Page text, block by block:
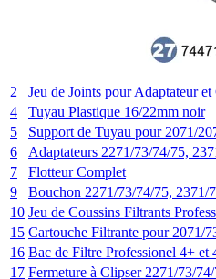
2
Jeu de Joints pour Adaptateur
4
Tuyau Plastique 16/22mm noir
5
Support de Tuyau pour 2071/
6
Adaptateurs 2271/73/74/75,
7
Flotteur Complet
9
Bouchon 2271/73/74/75, 2371/
10 Jeu de Coussins Filtrants
15 Cartouche Filtrante pour 2071/
16 Bac de Filtre Professionel 4+ et
17 Fermeture à Clipser 2271/73/